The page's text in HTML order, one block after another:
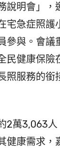
說明會」，
宅急症照護
參與。會議
民健康保險
照服務的銜
2萬3,063人
健康需求，